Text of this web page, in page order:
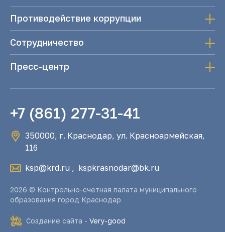
Противодействие коррупции
Сотрудничество
Пресс-центр
+7 (861) 277-31-41
350000, г. Краснодар, ул. Красноармейская,
116
ksp@krd.ru , kspkrasnodar@bk.ru
2026 © Контрольно-счетная палата муниципального
образования город Краснодар
Создание сайта - Very-good